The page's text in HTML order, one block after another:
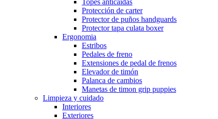
Topes anticaídas
Protección de carter
Protector de puños handguards
Protector tapa culata boxer
Ergonomia
Estribos
Pedales de freno
Extensiones de pedal de frenos
Elevador de timón
Palanca de cambios
Manetas de timon grip puppies
Limpieza y cuidado
Interiores
Exteriores